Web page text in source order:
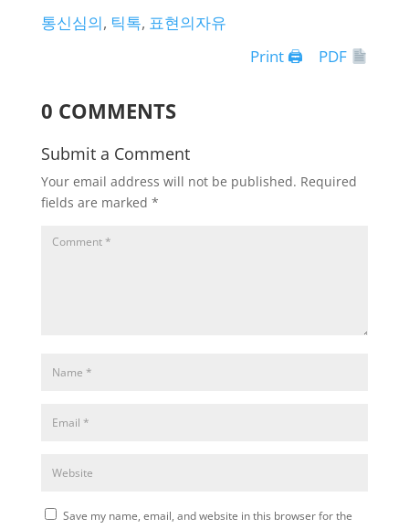
통신심의, 틱톡, 표현의자유
Print 🖨
PDF
0 COMMENTS
Submit a Comment
Your email address will not be published. Required
fields are marked *
Save my name, email, and website in this browser for the